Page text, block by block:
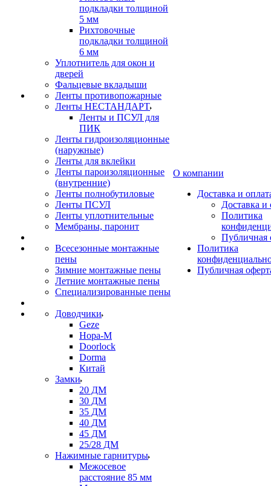
подкладки толщиной
5 мм
Рихтовочные
подкладки толщиной
6 мм
Уплотнитель для окон и
дверей
Фальцевые вкладыши
Ленты противопожарные
Ленты НЕСТАНДАРТ
Ленты и ПСУЛ для
ПИК
Ленты гидроизоляционные
(наружные)
Ленты для вклейки
Ленты пароизоляционные
(внутренние)
Ленты полнобутиловые
Ленты ПСУЛ
Ленты уплотнительные
Мембраны, паронит
Всесезонные монтажные
пены
Зимние монтажные пены
Летние монтажные пены
Специализированные пены
Доводчики
Geze
Нора-М
Doorlock
Dorma
Китай
Замки
20 ДМ
30 ДМ
35 ДМ
40 ДМ
45 ДМ
25/28 ДМ
Нажимные гарнитуры
Межосевое
расстояние 85 мм
О компании
Доставка и
Доставка и
Политика
Публичная
Политика
Публичная